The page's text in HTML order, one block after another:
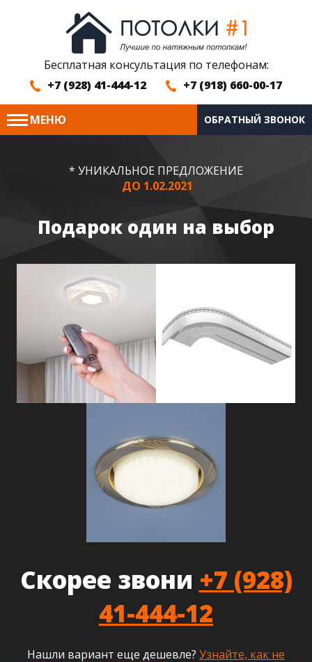
Бесплатная консультация по телефонам:
+7 (928) 41-444-12
+7 (918) 660-00-17
МЕНЮ ОБРАТНЫЙ ЗВОНОК
* УНИКАЛЬНОЕ ПРЕДЛОЖЕНИЕ
ДО 1.02.2021
Подарок один на выбор
Скорее звони +7 (928)
41-444-12
Нашли вариант еще дешевле? Узнайте, как не